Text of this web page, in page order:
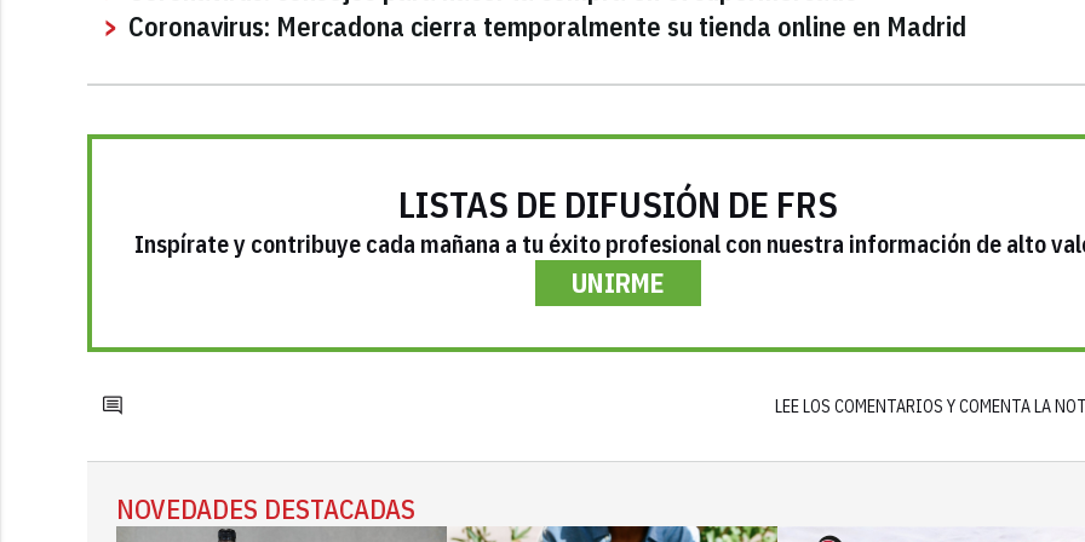
Coronavirus: Mercadona cierra temporalmente su tienda online en Madrid
LISTAS DE DIFUSIÓN DE FRS
Inspírate y contribuye cada mañana a tu éxito profesional con nuestra información de alto
UNIRME
LEE LOS COMENTARIOS Y COMENTA LA
NOVEDADES DESTACADAS